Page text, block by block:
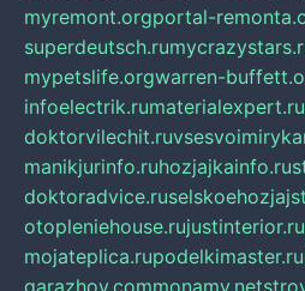
myremont.orgportal-
superdeutsch.ru
mypetslife.orgwarren-
infoelectrik.rumaterialexpert.ru
doktorvilechit.ru
manikjurinfo.ruhozjajkainfo.ru
doktoradvice.ru
otopleniehouse.rujustinterior.ru
mojateplica.rupodelkimaster.ru
garazhov.commonamy.net